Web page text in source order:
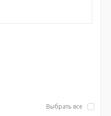
Выбрать все